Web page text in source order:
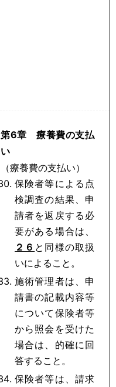
第6章 療養費の支払
い
（療養費の支払い）
保険者等による点
検調査の結果、申
請者を返戻する必
要がある場合は、
２６ と同様の取扱
いによること。
施術管理者は、申
請書の記載内容等
について保険者等
から照会を受けた
場合は、的確に回
答すること。
保険者等は、請求